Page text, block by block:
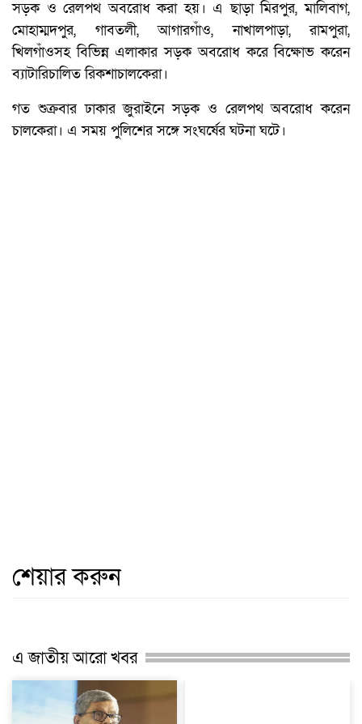
সড়ক ও রেলপথ অবরোধ করা হয়। এ ছাড়া মিরপুর, মালিবাগ,
মোহাম্মদপুর, গাবতলী, আগারগাঁও, নাখালপাড়া, রামপুরা,
খিলগাঁওসহ বিভিন্ন এলাকার সড়ক অবরোধ করে বিক্ষোভ করেন
ব্যাটারিচালিত রিকশাচালকেরা।
গত শুক্রবার ঢাকার জুরাইনে সড়ক ও রেলপথ অবরোধ করেন
চালকেরা। এ সময় পুলিশের সঙ্গে সংঘর্ষের ঘটনা ঘটে।
শেয়ার করুন
এ জাতীয় আরো খবর